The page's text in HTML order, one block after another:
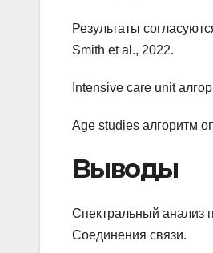
Результаты
Smith et al., 2022.
Intensive care unit
Age studies алгоритм
Выводы
Спектральный анализ
Соединения связи.